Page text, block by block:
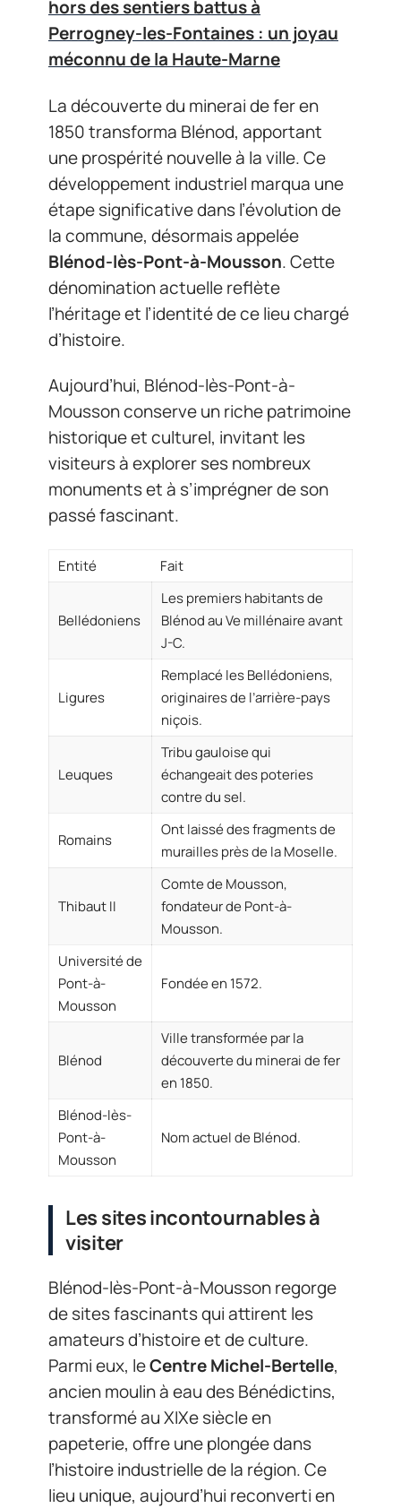
hors des sentiers battus à
Perrogney-les-Fontaines : un joyau
méconnu de la Haute-Marne
La découverte du minerai de fer en
1850 transforma Blénod, apportant
une prospérité nouvelle à la ville. Ce
développement industriel marqua une
étape significative dans l’évolution de
la commune, désormais appelée
Blénod-lès-Pont-à-Mousson. Cette
dénomination actuelle reflète
l’héritage et l’identité de ce lieu chargé
d’histoire.
Aujourd’hui, Blénod-lès-Pont-à-
Mousson conserve un riche patrimoine
historique et culturel, invitant les
visiteurs à explorer ses nombreux
monuments et à s’imprégner de son
passé fascinant.
Entité Fait
Bellédoniens
Les premiers habitants de
Blénod au Ve millénaire avant
J-C.
Ligures
Remplacé les Bellédoniens,
originaires de l’arrière-pays
niçois.
Leuques
Tribu gauloise qui
échangeait des poteries
contre du sel.
Romains
Ont laissé des fragments de
murailles près de la Moselle.
Thibaut II
Comte de Mousson,
fondateur de Pont-à-
Mousson.
Université de
Pont-à-
Mousson
Fondée en 1572.
Blénod
Ville transformée par la
découverte du minerai de fer
en 1850.
Blénod-lès-
Pont-à-
Mousson
Nom actuel de Blénod.
Les sites incontournables à
visiter
Blénod-lès-Pont-à-Mousson regorge
de sites fascinants qui attirent les
amateurs d’histoire et de culture.
Parmi eux, leCentre Michel-Bertelle,
ancien moulin à eau des Bénédictins,
transformé au XIXe siècle en
papeterie, offre une plongée dans
l’histoire industrielle de la région. Ce
lieu unique, aujourd’hui reconverti en